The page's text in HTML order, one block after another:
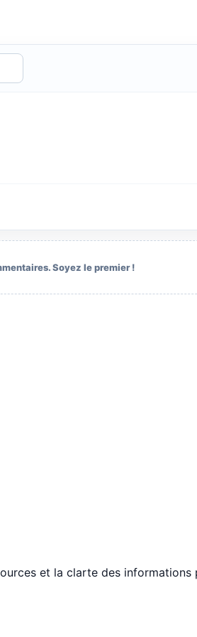
Soyez le premier !
et la clarte des informations